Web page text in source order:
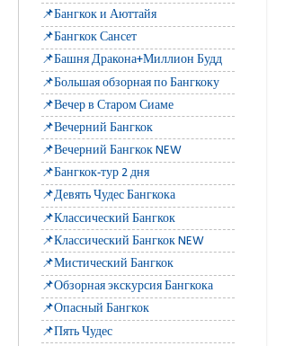
📌Бангкок и Аюттайя
📌Бангкок Сансет
📌Башня Дракона+Миллион Будд
📌Большая обзорная по Бангкоку
📌Вечер в Старом Сиаме
📌Вечерний Бангкок
📌Вечерний Бангкок NEW
📌Бангкок-тур 2 дня
📌Девять Чудес Бангкока
📌Классический Бангкок
📌Классический Бангкок NEW
📌Мистический Бангкок
📌Обзорная экскурсия Бангкока
📌Опасный Бангкок
📌Пять Чудес